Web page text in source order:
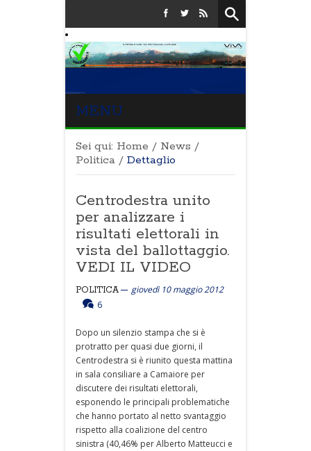
MENU
Sei qui: Home / News /
Politica / Dettaglio
Centrodestra unito
per analizzare i
risultati elettorali in
vista del ballottaggio.
VEDI IL VIDEO
POLITICA
giovedì 10 maggio 2012
6
Dopo un silenzio stampa che si è
protratto per quasi due giorni, il
Centrodestra si è riunito questa mattina
in sala consiliare a Camaiore per
discutere dei risultati elettorali,
esponendo le principali problematiche
che hanno portato al netto svantaggio
rispetto alla coalizione del centro
sinistra (40,46% per Alberto Matteucci e